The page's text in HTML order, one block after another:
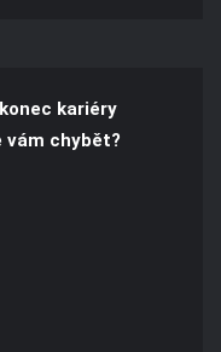
kariéry
vám chybět?